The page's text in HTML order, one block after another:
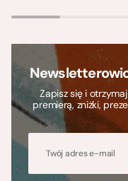
Zapisz się i
premierą, zniżki,